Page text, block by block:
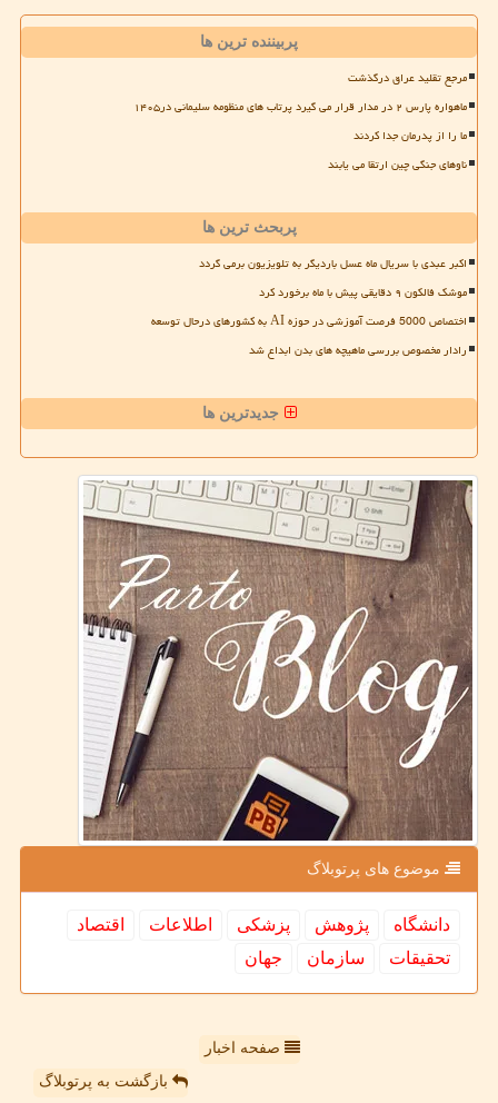
پربیننده ترین ها
مرجع تقلید عراق درگذشت
ماهواره پارس ۲ در مدار قرار می گیرد پرتاب های منظومه سلیمانی در۱۴۰۵
ما را از پدرمان جدا کردند
ناوهای جنگی چین ارتقا می یابند
پربحث ترین ها
اکبر عبدی با سریال ماه عسل باردیگر به تلویزیون برمی گردد
موشک فالکون ۹ دقایقی پیش با ماه برخورد کرد
اختصاص 5000 فرصت آموزشی در حوزه AI به کشورهای درحال توسعه
رادار مخصوص بررسی ماهیچه های بدن ابداع شد
جدیدترین ها
موضوع های پرتوبلاگ
دانشگاه پژوهش پزشكی اطلاعات
اقتصاد
تحقیقات
سازمان جهان
صفحه اخبار
بازگشت به پرتوبلاگ